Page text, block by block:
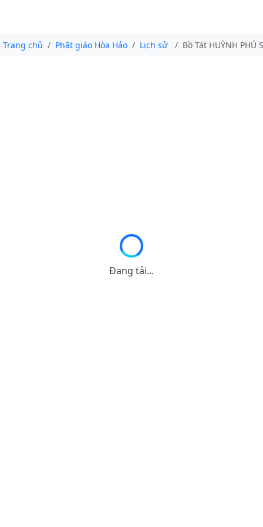
Trang chủ Phật giáo Hòa Hảo Lịch sử Bồ Tát HUỲNH
Đang tải...